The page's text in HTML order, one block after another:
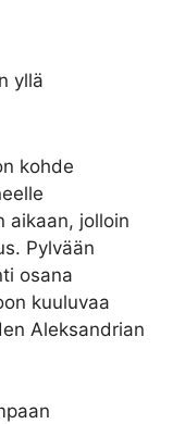
yllä
kohde
aikaan, jolloin
Pylvään
osana
kuuluvaa
Aleksandrian